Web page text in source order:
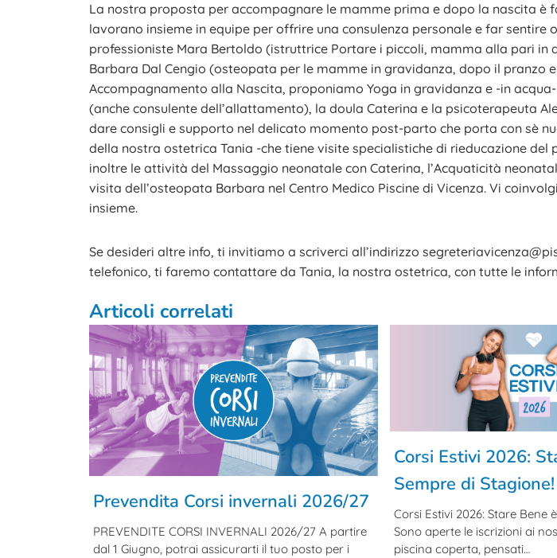
La nostra proposta per accompagnare le mamme prima e dopo la nascita
lavorano insieme in equipe per offrire una consulenza personale e far
professioniste Mara Bertoldo (istruttrice Portare i piccoli, mamma alla pari
Barbara Dal Cengio (osteopata per le mamme in gravidanza, dopo il pranzo
Accompagnamento alla Nascita, proponiamo Yoga in gravidanza e -in
(anche consulente dell’allattamento), la doula Caterina e la psicoterapeuta
dare consigli e supporto nel delicato momento post-parto che porta con sè
della nostra ostetrica Tania -che tiene visite specialistiche di rieducazione
inoltre le attività del Massaggio neonatale con Caterina, l’Acquaticità
visita dell’osteopata Barbara nel Centro Medico Piscine di Vicenza. Vi
insieme.
Se desideri altre info, ti invitiamo a scriverci all’indirizzo
telefonico, ti faremo contattare da Tania, la nostra ostetrica, con tutte le
Articoli correlati
Prevendita Corsi invernali 2026/27
PREVENDITE CORSI INVERNALI 2026/27 A partire
dal 1 Giugno, potrai assicurarti il tuo posto per i
Corsi Estivi 2026:
Sempre di Stagione!
Corsi Estivi 2026: Stare Bene
Sono aperte le iscrizioni ai
piscina coperta, pensati…